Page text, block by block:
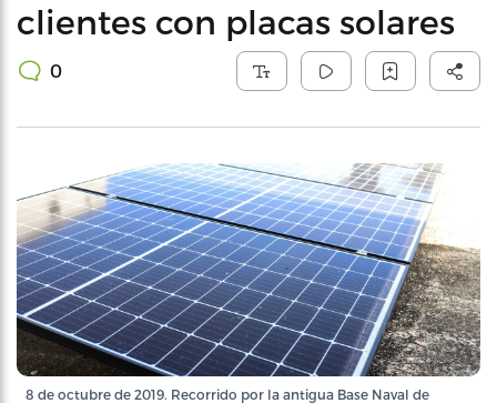
clientes con placas solares
0
8 de octubre de 2019. Recorrido por la antigua Base Naval de